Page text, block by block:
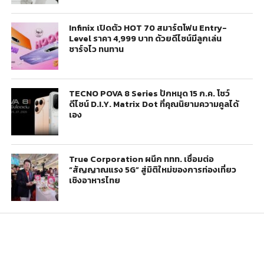
Infinix เปิดตัว HOT 70 สมาร์ตโฟน Entry-
Level ราคา 4,999 บาท ด้วยดีไซน์มีลูกเล่น
ชาร์จไว ทนทาน
TECNO POVA 8 Series ปักหมุด 15 ก.ค. โชว์
ดีไซน์ D.I.Y. Matrix Dot ที่คุณนิยามความคูลได้
เอง
True Corporation ผนึก ททท. เชื่อมต่อ
“สัญญาณแรง 5G” สู่มิติใหม่ของการท่องเที่ยว
เชิงอาหารไทย